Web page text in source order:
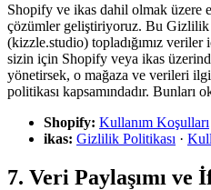
Shopify ve ikas dahil olmak üzere
çözümler geliştiriyoruz. Bu Gizlilik
(kizzle.studio) topladığımız
sizin için Shopify veya ikas
yönetirsek, o mağaza ve verileri
politikası kapsamındadır. Bunları
Shopify: Kullanım Koşulları
ikas: Gizlilik Politikası ·
7. Veri Paylaşımı ve